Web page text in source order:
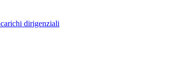
dirigenziali